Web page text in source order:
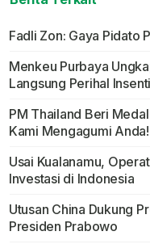
Fadli Zon: Gaya Pidato
Menkeu Purbaya
Langsung Perihal
PM Thailand Beri
Kami Mengagumi Anda!
Usai Kualanamu,
Investasi di Indonesia
Utusan China Dukung
Presiden Prabowo